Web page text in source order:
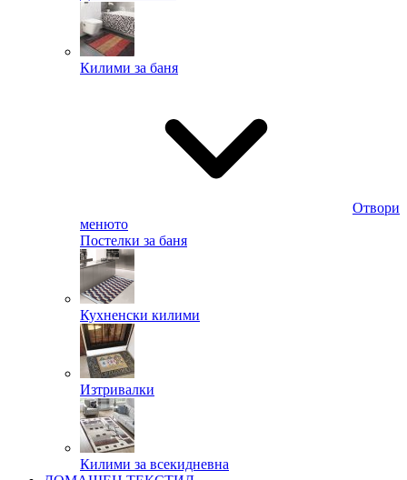
Килими за баня
Отвори
менюто
Постелки за баня
Кухненски килими
Изтривалки
Килими за всекидневна